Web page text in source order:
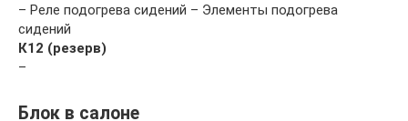
– Реле подогрева сидений – Элементы подогрева
сидений
К12 (резерв)
–
Блок в салоне